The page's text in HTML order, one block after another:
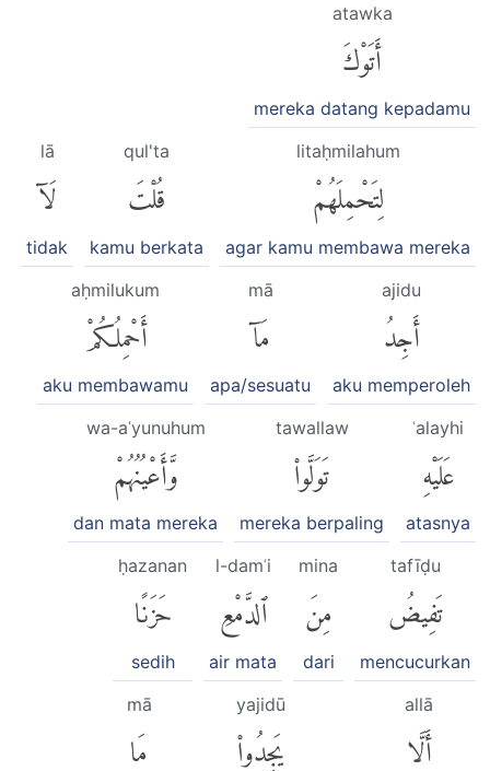
atawka
أَتَوْكَ
mereka datang kepadamu
litaḥmilahum
لِتَحْمِلَهُمْ
agar kamu membawa mereka
qul'ta
قُلْتَ
kamu berkata
lā
لَآ
tidak
ajidu
أَجِدُ
aku memperoleh
mā
مَآ
apa/sesuatu
aḥmilukum
أَحْمِلُكُمْ
aku membawamu
ʿalayhi
عَلَيْهِ
atasnya
tawallaw
تَوَلَّوا۟
mereka berpaling
wa-aʿyunuhum
وَّأَعْيُنُهُمْ
dan mata mereka
tafīḍu
تَفِيضُ
mencucurkan
mina
مِنَ
dari
l-damʿi
ٱلدَّمْعِ
air mata
ḥazanan
حَزَنًا
sedih
allā
أَلَّا
yajidū
يَجِدُوا۟
mā
مَا